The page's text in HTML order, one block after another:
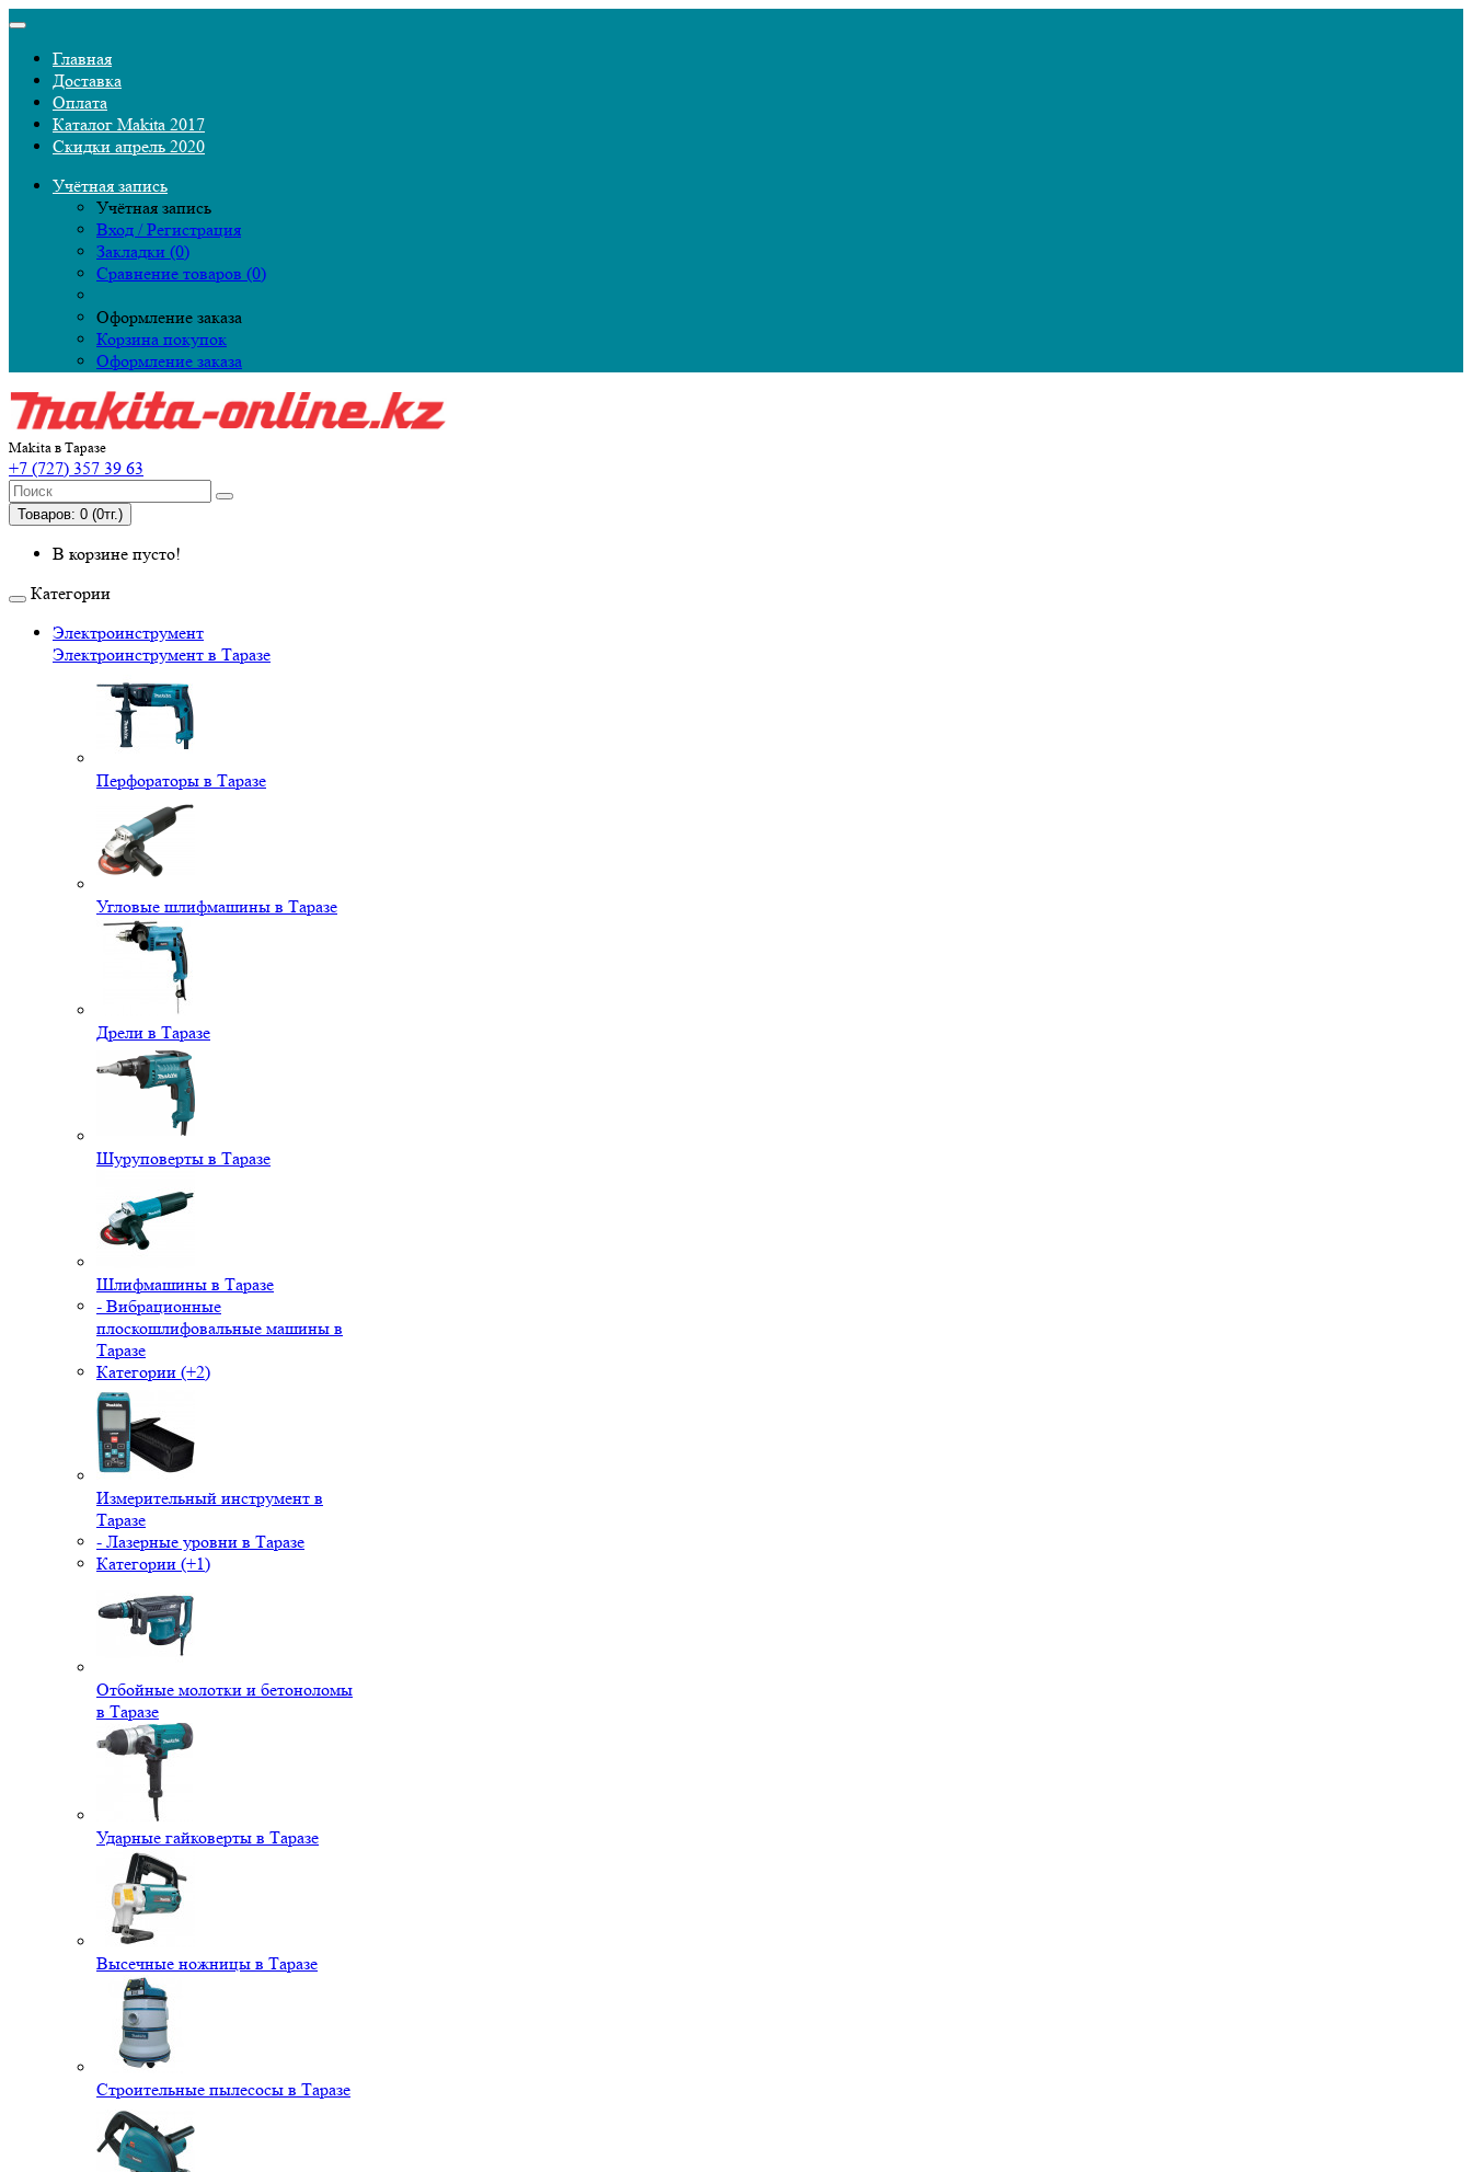
Главная
Доставка
Оплата
Каталог Makita 2017
Скидки апрель 2020
Учётная запись
Учётная запись
Вход / Регистрация
Закладки (0)
Сравнение товаров (0)
Оформление заказа
Корзина покупок
Оформление заказа
Makita в Таразе
+7 (727) 357 39 63
Товаров: 0 (0тг.)
В корзине пусто!
Категории
Электроинструмент
Электроинструмент в Таразе
Перфораторы в Таразе
Угловые шлифмашины в Таразе
Дрели в Таразе
Шуруповерты в Таразе
Шлифмашины в Таразе
- Вибрационные
плоскошлифовальные машины в
Таразе
Категории (+2)
Измерительный инструмент в
Таразе
- Лазерные уровни в Таразе
Категории (+1)
Отбойные молотки и бетоноломы
в Таразе
Ударные гайковерты в Таразе
Высечные ножницы в Таразе
Строительные пылесосы в Таразе